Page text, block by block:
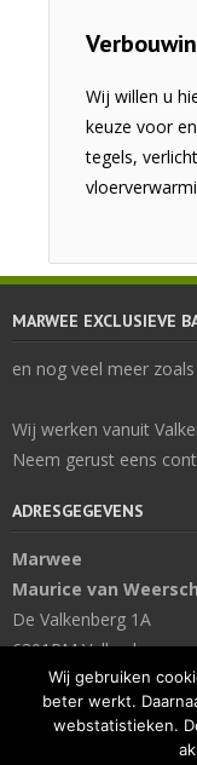
Wij willen u
keuze voor
tegels,
MARWEE EXCLUSIEVE
en nog veel meer
Wij werken vanuit
Neem gerust eens
ADRESGEGEVENS
Marwee
Maurice van Weersch
De Valkenberg 1A
6301PM Valkenburg
t: 06-46 26 77 44
info@marwee.nl
Wij gebruiken
beter werkt.
webstatistieken.